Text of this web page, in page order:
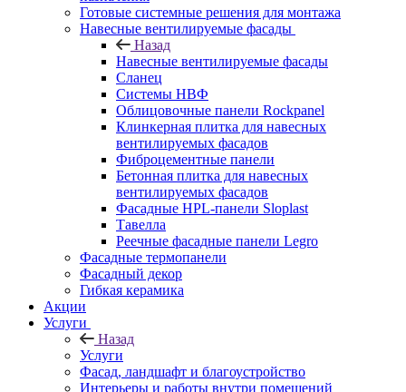
Готовые системные решения для монтажа
Навесные вентилируемые фасады
Назад
Навесные вентилируемые фасады
Сланец
Системы НВФ
Облицовочные панели Rockpanel
Клинкерная плитка для навесных
вентилируемых фасадов
Фиброцементные панели
Бетонная плитка для навесных
вентилируемых фасадов
Фасадные HPL-панели Sloplast
Тавелла
Реечные фасадные панели Legro
Фасадные термопанели
Фасадный декор
Гибкая керамика
Акции
Услуги
Назад
Услуги
Фасад, ландшафт и благоустройство
Интерьеры и работы внутри помещений